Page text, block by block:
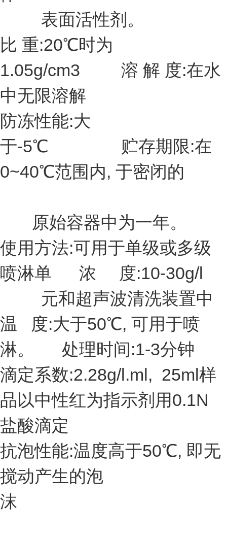
表面活性剂。
比 重:20℃时为
1.05g/cm3 溶 解 度:在水
中无限溶解
防冻性能:大
于-5℃ 贮存期限:在
0~40℃范围内, 于密闭的
原始容器中为一年。
使用方法:可用于单级或多级
喷淋单 浓 度:10-30g/l
元和超声波清洗装置中
温 度:大于50℃, 可用于喷
淋。 处理时间:1-3分钟
滴定系数:2.28g/l.ml, 25ml样
品以中性红为指示剂用0.1N
盐酸滴定
抗泡性能:温度高于50℃, 即无
搅动产生的泡
沫